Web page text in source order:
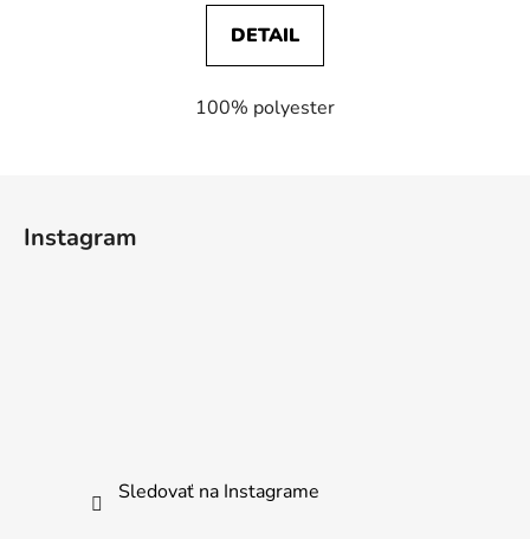
DETAIL
100% polyester
Instagram
Sledovať na Instagrame